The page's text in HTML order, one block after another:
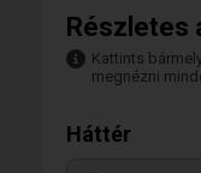
Részletes
Kattints
megnézni
Háttér